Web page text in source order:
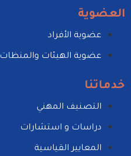
العضوية
عضوية الأفراد
عضوية الهيئات والمنظات
خدماتنا
التصنيف المهني
دراسات و استشارات
المعايير القياسية